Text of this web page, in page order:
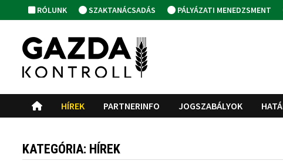
to
content
RÓLUNK SZAKTANÁCSADÁS PÁLYÁZATI MENEDZSMENT
HÍREK PARTNERINFO JOGSZABÁLYOK
KATEGÓRIA: HÍREK